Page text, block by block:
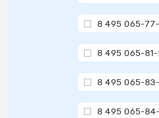
8 495 065-
8 495 065-
8 495 065-
8 495 065-